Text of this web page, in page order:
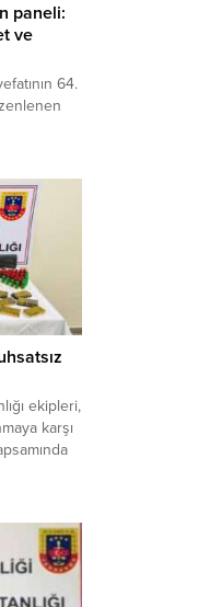
paneli:
ve
64.
panel,
Kültür ve
ekipleri,
karşı
sayıda
Merkezi –
İlişkiler